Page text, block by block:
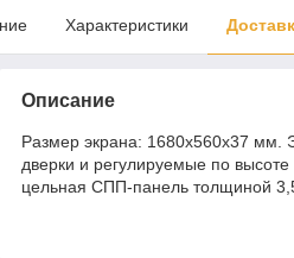
Характеристики
Описание
Размер экрана: 1680х560х37 мм.
дверки и регулируемые по
цельная СПП-панель толщиной